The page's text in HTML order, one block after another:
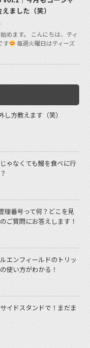
ました（笑）
始めます。 こんにちは、ティ
す
毎週火曜日はティーズ
方教えます（笑）
ゃなくても鰻を食べに行
理番号って何？どこを見
ご質問にお答えします！
エンフィールドのトリッ
使い方がわかる！
イドスタンドで！まだま